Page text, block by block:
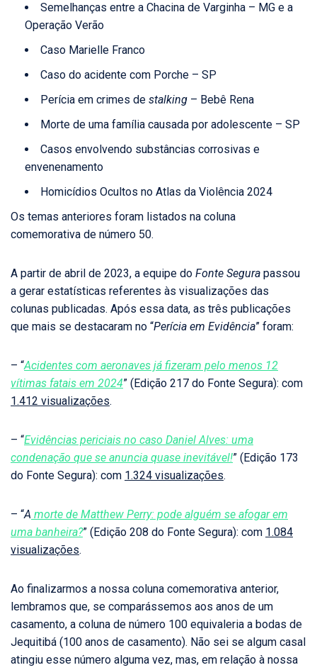
Semelhanças entre a Chacina de Varginha – MG e a
Operação Verão
Caso Marielle Franco
Caso do acidente com Porche – SP
Perícia em crimes de stalking – Bebê Rena
Morte de uma família causada por adolescente – SP
Casos envolvendo substâncias corrosivas e
envenenamento
Homicídios Ocultos no Atlas da Violência 2024
Os temas anteriores foram listados na coluna
comemorativa de número 50.
A partir de abril de 2023, a equipe do Fonte Segura passou
a gerar estatísticas referentes às visualizações das
colunas publicadas. Após essa data, as três publicações
que mais se destacaram no “Perícia em Evidência” foram:
– “Acidentes com aeronaves já fizeram pelo menos 12
vítimas fatais em 2024” (Edição 217 do Fonte Segura): com
1.412 visualizações.
– “Evidências periciais no caso Daniel Alves: uma
condenação que se anuncia quase inevitável!” (Edição 173
do Fonte Segura): com 1.324 visualizações.
– “A morte de Matthew Perry: pode alguém se afogar em
uma banheira?” (Edição 208 do Fonte Segura): com 1.084
visualizações.
Ao finalizarmos a nossa coluna comemorativa anterior,
lembramos que, se comparássemos aos anos de um
casamento, a coluna de número 100 equivaleria a bodas de
Jequitibá (100 anos de casamento). Não sei se algum casal
atingiu esse número alguma vez, mas, em relação à nossa